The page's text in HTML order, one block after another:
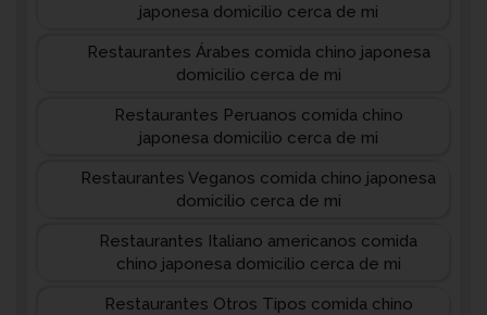
japonesa domicilio cerca de mi
Restaurantes Árabes comida chino japonesa
domicilio cerca de mi
Restaurantes Peruanos comida chino
japonesa domicilio cerca de mi
Restaurantes Veganos comida chino japonesa
domicilio cerca de mi
Restaurantes Italiano americanos comida
chino japonesa domicilio cerca de mi
Restaurantes Otros Tipos comida chino